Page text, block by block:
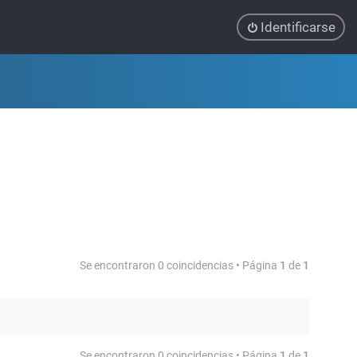
Identificarse
Se encontraron 0 coincidencias • Página 1 de 1